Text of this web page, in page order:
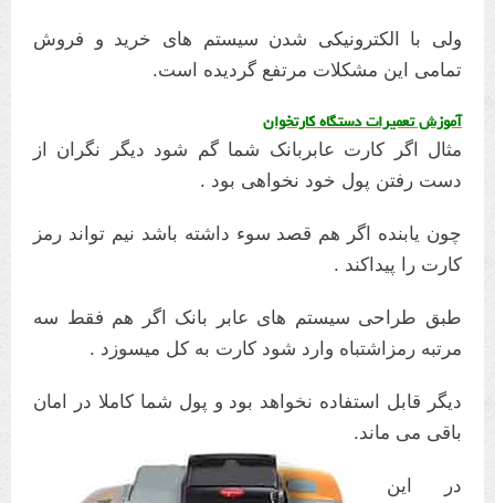
ولی با الکترونیکی شدن سیستم های خرید و فروش
تمامی این مشکلات مرتفع گردیده است.
آموزش تعمیرات دستگاه کارتخوان
مثال اگر کارت عابربانک شما گم شود دیگر نگران از
دست رفتن پول خود نخواهی بود .
چون یابنده اگر هم قصد سوء داشته باشد نیم تواند رمز
کارت را پیداکند .
طبق طراحی سیستم های عابر بانک اگر هم فقط سه
مرتبه رمزاشتباه وارد شود کارت به کل میسوزد .
دیگر قابل استفاده نخواهد بود و پول شما کاملا در امان
باقی می ماند.
در این